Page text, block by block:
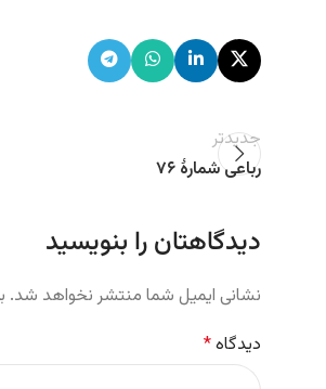
جدیدتر
رباعی شمارهٔ ۷۶
دیدگاهتان را بنویسید
نشانی ایمیل شما منتشر نخواهد شد.
دیدگاه*